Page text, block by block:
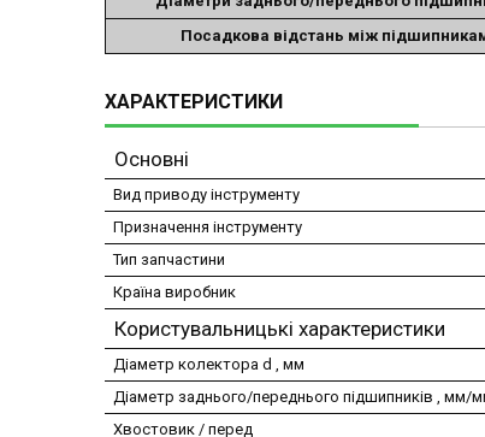
Посадкова відстань між
ХАРАКТЕРИСТИКИ
Основні
Вид приводу інструменту
Призначення інструменту
Тип запчастини
Країна виробник
Користувальницькі характеристики
Діаметр колектора d , мм
Діаметр заднього/переднього підшипників , мм/
Хвостовик / перед